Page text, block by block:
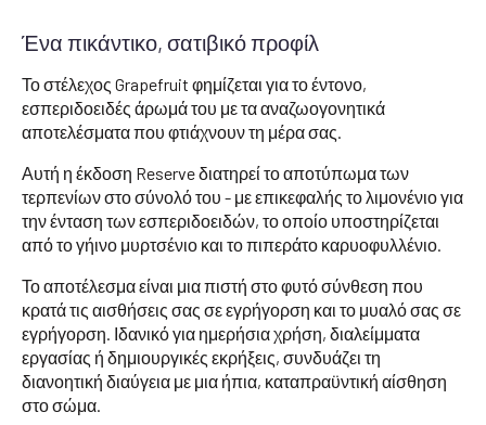
Ένα πικάντικο, σατιβικό προφίλ
Το στέλεχος Grapefruit φημίζεται για το έντονο,
εσπεριδοειδές άρωμά του με τα αναζωογονητικά
αποτελέσματα που φτιάχνουν τη μέρα σας.
Αυτή η έκδοση Reserve διατηρεί το αποτύπωμα των
τερπενίων στο σύνολό του - με επικεφαλής το λιμονένιο για
την ένταση των εσπεριδοειδών, το οποίο υποστηρίζεται
από το γήινο μυρτσένιο και το πιπεράτο καρυοφυλλένιο.
Το αποτέλεσμα είναι μια πιστή στο φυτό σύνθεση που
κρατά τις αισθήσεις σας σε εγρήγορση και το μυαλό σας σε
εγρήγορση. Ιδανικό για ημερήσια χρήση, διαλείμματα
εργασίας ή δημιουργικές εκρήξεις, συνδυάζει τη
διανοητική διαύγεια με μια ήπια, καταπραϋντική αίσθηση
στο σώμα.